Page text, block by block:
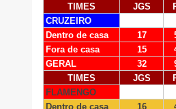
TIMES
JGS
CRUZEIRO
Dentro de casa
17
Fora de casa
15
GERAL
32
TIMES
JGS
FLAMENGO
Dentro de casa
16